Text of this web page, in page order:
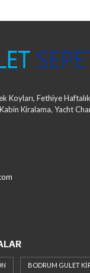
Koyları, Fethiye
Kiralama, Yacht
BODRUM GULET